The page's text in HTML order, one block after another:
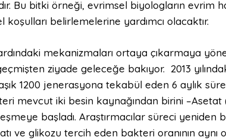
Bu bitki örneği, evrimsel biyologların evrim
belirlemelerine yardımcı olacaktır.
ardındaki mekanizmaları ortaya çıkarmaya
ziyade geleceğe bakıyor. 2013
1200 jenerasyona tekabül eden 6 aylık
mevcut iki besin kaynağından birini
başladı. Araştırmacılar süreci yeniden
ve glikozu tercih eden bakteri oranının aynı